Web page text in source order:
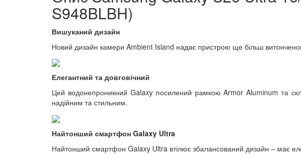
S948BLBH)
Вишуканий дизайн
Новий дизайн камери Ambient Island надає пристрою ще більш
Елегантний та довговічний
Цей водонепроникний Galaxy посилений рамкою Armor Aluminum та
надійним та стильним.
Найтонший смартфон Galaxy Ultra
Найтонший смартфон Galaxy Ultra втілює збалансований дизайн – має